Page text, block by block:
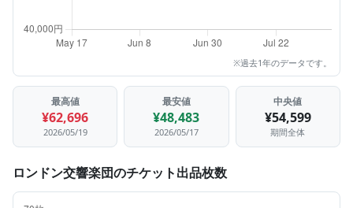
※過去1年のデータです。
最高値
¥62,696
2026/05/19
最安値
¥48,483
2026/05/17
中央値
¥54,599
期間全体
ロンドン交響楽団のチケット出品枚数